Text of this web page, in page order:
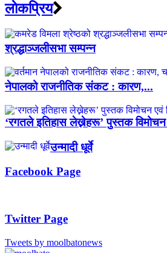
लाेकप्रिय
श्रद्धाञ्जलीसभा सम्पन्न
नेपालको राजनीतिक संकट : कारण,...
‘रगतले इतिहास लेख्नेहरू’ पुस्तक
उन्मादी धूर्वे
Facebook Page
Twitter Page
Tweets by moolbatonews